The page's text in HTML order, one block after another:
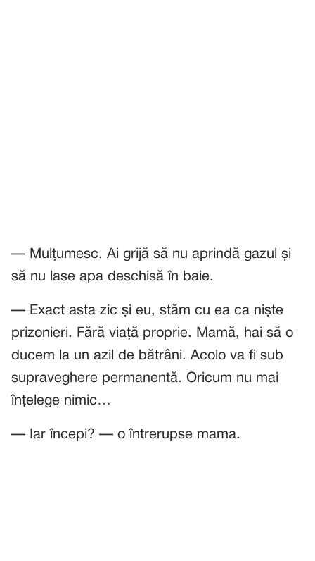
— Mulțumesc. Ai grijă să nu aprindă gazul și
să nu lase apa deschisă în baie.
— Exact asta zic și eu, stăm cu ea ca niște
prizonieri. Fără viață proprie. Mamă, hai să o
ducem la un azil de bătrâni. Acolo va fi sub
supraveghere permanentă. Oricum nu mai
înțelege nimic…
— Iar începi? — o întrerupse mama.